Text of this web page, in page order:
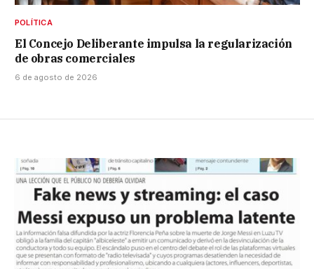
POLÍTICA
El Concejo Deliberante impulsa la regularización
de obras comerciales
6 de agosto de 2026